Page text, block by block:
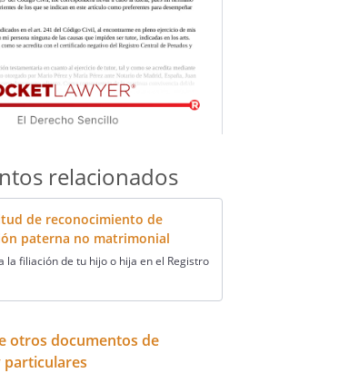
relacionados
de reconocimiento de
paterna no matrimonial
la filiación de tu hijo o hija en el Registro
otros documentos de
particulares